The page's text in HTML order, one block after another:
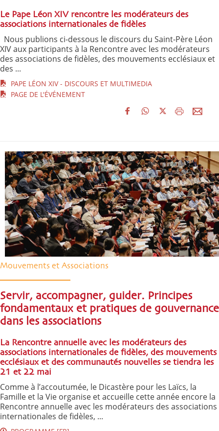
Le Pape Léon XIV rencontre les modérateurs des
associations internationales de fidèles
Nous publions ci-dessous le discours du Saint-Père Léon
XIV aux participants à la Rencontre avec les modérateurs
des associations de fidèles, des mouvements ecclésiaux et
des ...
PAPE LÉON XIV - DISCOURS ET MULTIMEDIA
PAGE DE L'ÉVÉNEMENT
Mouvements et Associations
Servir, accompagner, guider. Principes
fondamentaux et pratiques de gouvernance
dans les associations
La Rencontre annuelle avec les modérateurs des
associations internationales de fidèles, des mouvements
ecclésiaux et des communautés nouvelles se tiendra les
21 et 22 mai
Comme à l’accoutumée, le Dicastère pour les Laïcs, la
Famille et la Vie organise et accueille cette année encore la
Rencontre annuelle avec les modérateurs des associations
internationales de fidèles, ...